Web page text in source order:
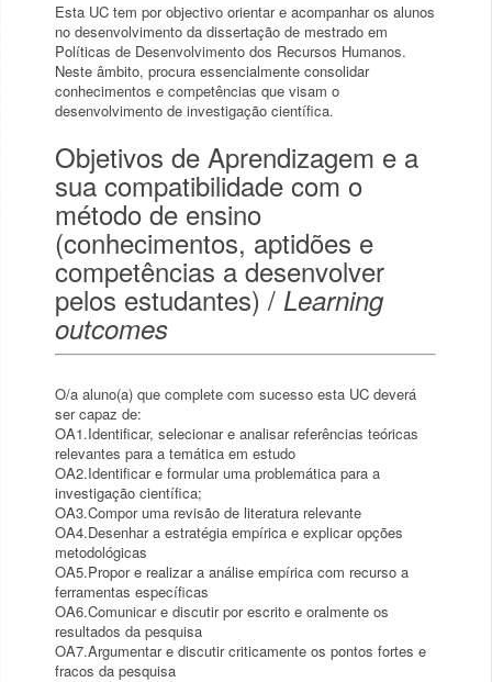
Esta UC tem por objectivo orientar e acompanhar os alunos
no desenvolvimento da dissertação de mestrado em
Políticas de Desenvolvimento dos Recursos Humanos.
Neste âmbito, procura essencialmente consolidar
conhecimentos e competências que visam o
desenvolvimento de investigação científica.
Objetivos de Aprendizagem e a
sua compatibilidade com o
método de ensino
(conhecimentos, aptidões e
competências a desenvolver
pelos estudantes) / Learning
outcomes
O/a aluno(a) que complete com sucesso esta UC deverá
ser capaz de:
OA1.Identificar, selecionar e analisar referências teóricas
relevantes para a temática em estudo
OA2.Identificar e formular uma problemática para a
investigação científica;
OA3.Compor uma revisão de literatura relevante
OA4.Desenhar a estratégia empírica e explicar opções
metodológicas
OA5.Propor e realizar a análise empírica com recurso a
ferramentas específicas
OA6.Comunicar e discutir por escrito e oralmente os
resultados da pesquisa
OA7.Argumentar e discutir criticamente os pontos fortes e
fracos da pesquisa